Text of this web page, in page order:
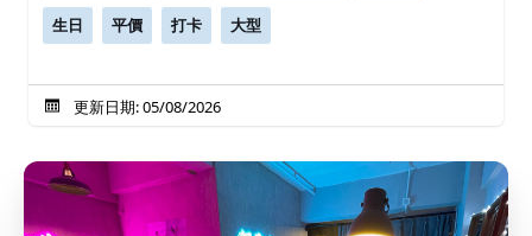
生日 平價 打卡 大型
更新日期: 05/08/2026